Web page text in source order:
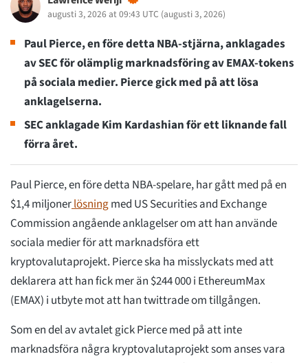
augusti 3, 2026 at 09:43 UTC (augusti 3, 2026)
Paul Pierce, en före detta NBA-stjärna, anklagades
av SEC för olämplig marknadsföring av EMAX-tokens
på sociala medier. Pierce gick med på att lösa
anklagelserna.
SEC anklagade Kim Kardashian för ett liknande fall
förra året.
Paul Pierce, en före detta NBA-spelare, har gått med på en
$1,4 miljonerlösningmed US Securities and Exchange
Commission angående anklagelser om att han använde
sociala medier för att marknadsföra ett
kryptovalutaprojekt. Pierce ska ha misslyckats med att
deklarera att han fick mer än $244 000 i EthereumMax
(EMAX) i utbyte mot att han twittrade om tillgången.
Som en del av avtalet gick Pierce med på att inte
marknadsföra några kryptovalutaprojekt som anses vara